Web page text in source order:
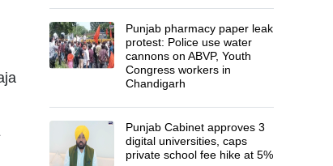
Punjab pharmacy paper leak
protest: Police use water
cannons on ABVP, Youth
Congress workers in
Chandigarh
Punjab Cabinet approves 3
digital universities, caps
private school fee hike at 5%